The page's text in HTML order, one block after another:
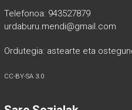
Telefonoa: 943527879
urdaburu.mendi@gmail.com
Ordutegia: astearte eta
CC-BY-SA 3.0